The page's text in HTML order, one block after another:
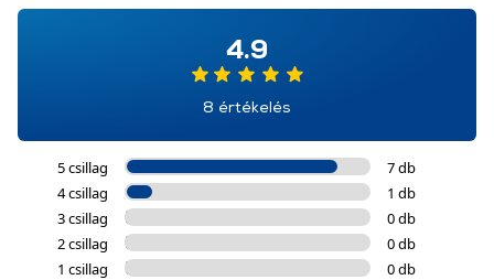
4.9
8 értékelés
5 csillag
7 db
4 csillag
1 db
3 csillag
0 db
2 csillag
0 db
1 csillag
0 db